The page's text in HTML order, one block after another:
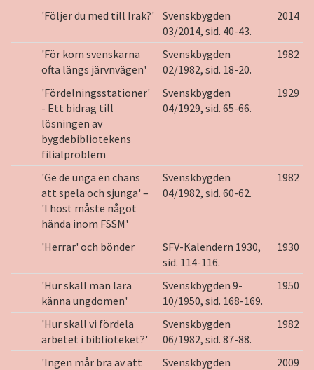
'Följer du med till Irak?'
Svenskbygden
03/2014, sid. 40-43.
2014
'För kom svenskarna
ofta längs järvnvägen'
Svenskbygden
02/1982, sid. 18-20.
1982
'Fördelningsstationer'
- Ett bidrag till
lösningen av
bygdebibliotekens
filialproblem
Svenskbygden
04/1929, sid. 65-66.
1929
'Ge de unga en chans
att spela och sjunga' –
'I höst måste något
hända inom FSSM'
Svenskbygden
04/1982, sid. 60-62.
1982
'Herrar' och bönder
SFV-Kalendern 1930,
sid. 114-116.
1930
'Hur skall man lära
känna ungdomen'
Svenskbygden 9-
10/1950, sid. 168-169.
1950
'Hur skall vi fördela
arbetet i biblioteket?'
Svenskbygden
06/1982, sid. 87-88.
1982
'Ingen mår bra av att
Svenskbygden
2009